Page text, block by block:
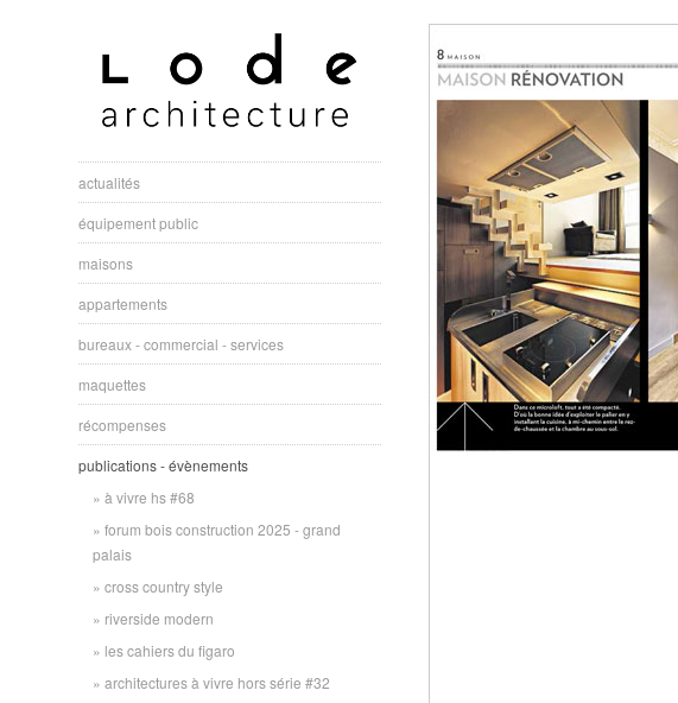
actualités
équipement public
maisons
appartements
bureaux - commercial - services
maquettes
récompenses
publications - évènements
à vivre hs #68
forum bois construction 2025 - grand
palais
cross country style
riverside modern
les cahiers du figaro
architectures à vivre hors série #32